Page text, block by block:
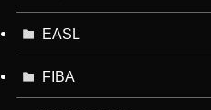
EASL
FIBA